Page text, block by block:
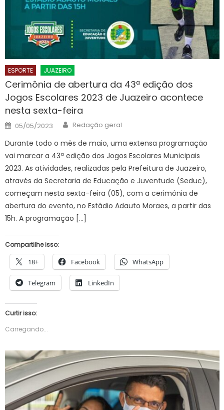
ESPORTE JUAZEIRO
Cerimônia de abertura da 43ª edição dos
Jogos Escolares 2023 de Juazeiro acontece
nesta sexta-feira
Posted
on
05/05/2023 Author
Redação geral
Durante todo o mês de maio, uma extensa programação
vai marcar a 43ª edição dos Jogos Escolares Municipais
2023. As atividades, realizadas pela Prefeitura de Juazeiro,
através da Secretaria de Educação e Juventude (Seduc),
começam nesta sexta-feira (05), com a cerimônia de
abertura do evento, no Estádio Adauto Moraes, a partir das
15h. A programação […]
Compartilhe isso:
18+ Facebook WhatsApp
Telegram LinkedIn
Curtir isso:
Carregando...